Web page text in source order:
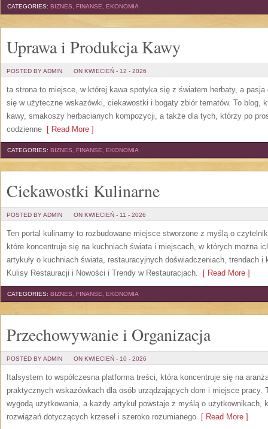
CATEGORIES: BIZNES, FINANSE, EKONOMIA
Uprawa i Produkcja Kawy
POSTED BY ADMIN ON KWIECIEŃ - 12 - 2026
ta strona to miejsce, w której kawa spotyka się z światem herbaty, a
się w użyteczne wskazówki, ciekawostki i bogaty zbiór tematów. To blog,
kawy, smakoszy herbacianych kompozycji, a także dla tych, którzy po
codzienne [ Read More ]
CATEGORIES: BIZNES, FINANSE, EKONOMIA
Ciekawostki Kulinarne
POSTED BY ADMIN ON KWIECIEŃ - 11 - 2026
Ten portal kulinarny to rozbudowane miejsce stworzone z myślą o
które koncentruje się na kuchniach świata i miejscach, w których można
artykuły o kuchniach świata, restauracyjnych doświadczeniach, trendach
Kulisy Restauracji i Nowości i Trendy w Restauracjach. [ Read More ]
CATEGORIES: BIZNES, FINANSE, EKONOMIA
Przechowywanie i Organizacja
POSTED BY ADMIN ON KWIECIEŃ - 10 - 2026
Italsystem to współczesna platforma treści, która koncentruje się na
praktycznych wskazówkach dla osób urządzających dom i miejsce pracy.
wygodą użytkowania, a każdy artykuł powstaje z myślą o użytkownikach,
rozwiązań dotyczących krzeseł i szeroko rozumianego [ Read More ]